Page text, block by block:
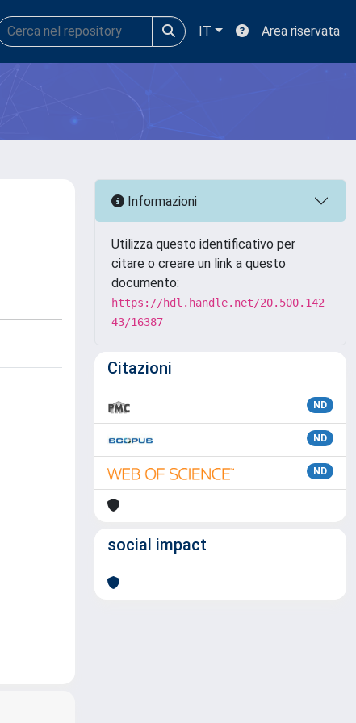
IT Area riservata
Informazioni
Utilizza questo identificativo per
citare o creare un link a questo
documento:
https://hdl.handle.net/20.500.142
43/16387
Citazioni
ND
ND
ND
social impact